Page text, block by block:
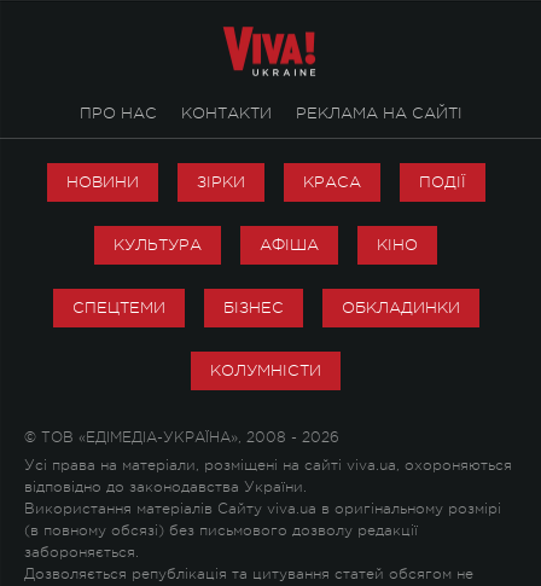
ПРО НАС КОНТАКТИ РЕКЛАМА НА САЙТІ
НОВИНИ ЗІРКИ КРАСА ПОДІЇ
КУЛЬТУРА АФІША КІНО
СПЕЦТЕМИ БІЗНЕС ОБКЛАДИНКИ
КОЛУМНІСТИ
© ТОВ «ЕДІМЕДІА-УКРАЇНА», 2008 - 2026
Усі права на матеріали, розміщені на сайті viva.ua, охороняються
відповідно до законодавства України.
Використання матеріалів Сайту viva.ua в оригінальному розмірі
(в повному обсязі) без письмового дозволу редакції
забороняється.
Дозволяється републікація та цитування статей обсягом не